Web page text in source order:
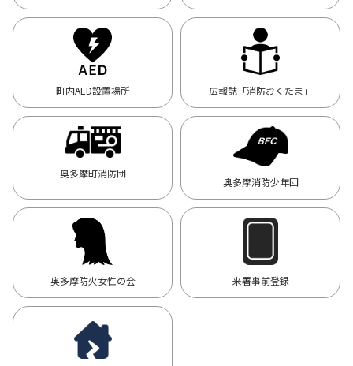
町内AED設置場所 広報誌「消防おくたま」
奥多摩町消防団
奥多摩消防少年団
奥多摩防火女性の会 来署事前登録